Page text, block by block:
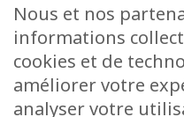
Raider online
Formulaires
Faq
Contact
Nous et nos
informations
cookies et de
améliorer votre
analyser votre